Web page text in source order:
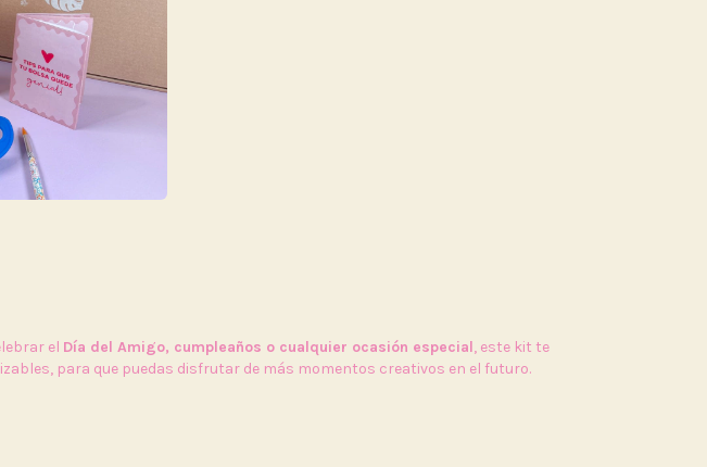
el Día del Amigo, cumpleaños o cualquier ocasión especial, este kit te
para que puedas disfrutar de más momentos creativos en el futuro.